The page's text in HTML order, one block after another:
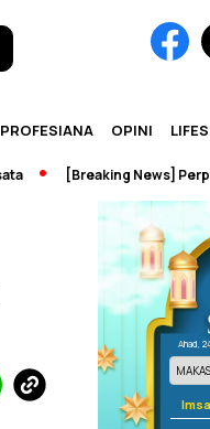
PROFESIANA OPINI
[Breaking News]
Ahad,